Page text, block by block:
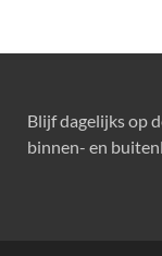
Blijf dagelijks op
binnen- en